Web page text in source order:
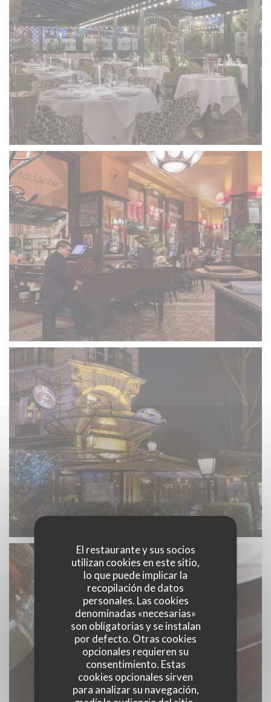
El restaurante y sus socios
utilizan cookies en este sitio,
lo que puede implicar la
recopilación de datos
personales. Las cookies
denominadas «necesarias»
son obligatorias y se instalan
por defecto. Otras cookies
opcionales requieren su
consentimiento. Estas
cookies opcionales sirven
para analizar su navegación,